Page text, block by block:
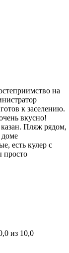
на
к заселению.
вкусно!
Пляж рядом,
есть кулер с
просто
из 10,0